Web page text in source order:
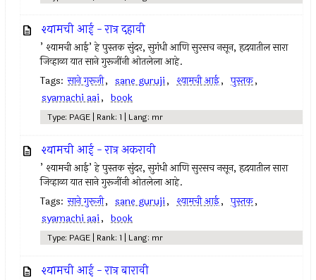
श्यामची आई - रात्र दहावी
’ श्यामची आई’ हे पुस्तक सुंदर, सुगंधी आणि सुरसच नसून, हृदयातील सारा
जिव्हाळा यात साने गुरूजींनी ओतलेला आहे.
Tags: साने गुरूजी, sane guruji, श्यामची आई, पुस्तक,
syamachi aai, book
Type: PAGE | Rank: 1 | Lang: mr
श्यामची आई - रात्र अकरावी
’ श्यामची आई’ हे पुस्तक सुंदर, सुगंधी आणि सुरसच नसून, हृदयातील सारा
जिव्हाळा यात साने गुरूजींनी ओतलेला आहे.
Tags: साने गुरूजी, sane guruji, श्यामची आई, पुस्तक,
syamachi aai, book
Type: PAGE | Rank: 1 | Lang: mr
श्यामची आई - रात्र बारावी